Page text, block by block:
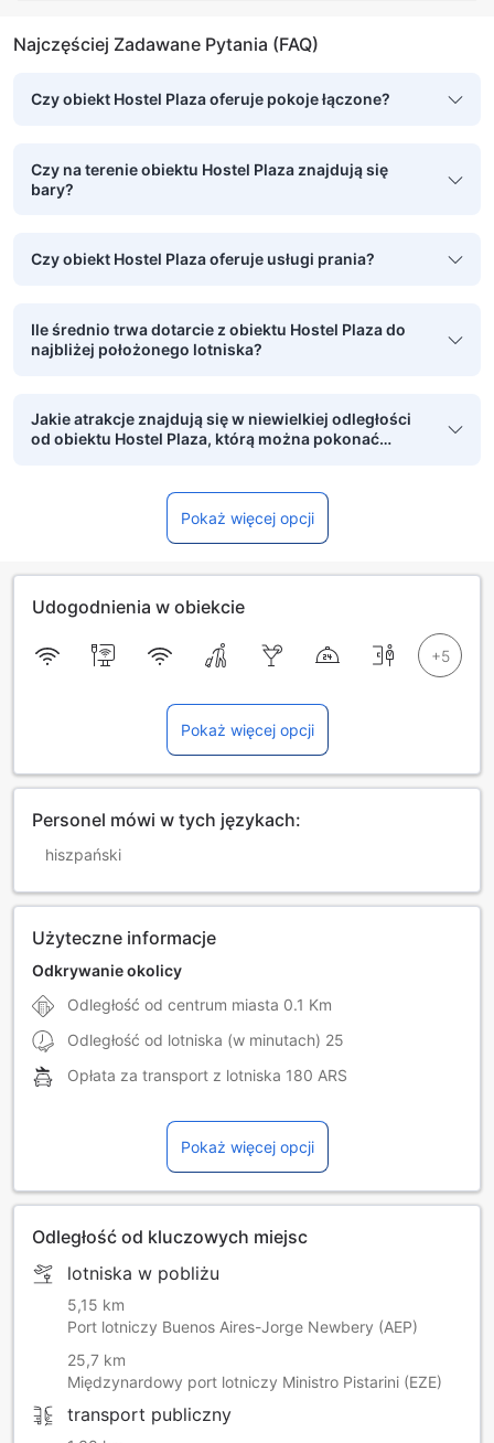
Najczęściej Zadawane Pytania (FAQ)
Czy obiekt Hostel Plaza oferuje pokoje łączone?
Czy na terenie obiektu Hostel Plaza znajdują się
bary?
Czy obiekt Hostel Plaza oferuje usługi prania?
Ile średnio trwa dotarcie z obiektu Hostel Plaza do
najbliżej położonego lotniska?
Jakie atrakcje znajdują się w niewielkiej odległości
od obiektu Hostel Plaza, którą można pokonać
Pokaż więcej opcji
Udogodnienia w obiekcie
Pokaż więcej opcji
Personel mówi w tych językach:
hiszpański
Użyteczne informacje
Odkrywanie okolicy
Odległość od centrum miasta 0.1 Km
Odległość od lotniska (w minutach) 25
Opłata za transport z lotniska 180 ARS
Pokaż więcej opcji
Odległość od kluczowych miejsc
lotniska w pobliżu
5,15 km
Port lotniczy Buenos Aires-Jorge Newbery (AEP)
25,7 km
Międzynardowy port lotniczy Ministro Pistarini (EZE)
transport publiczny